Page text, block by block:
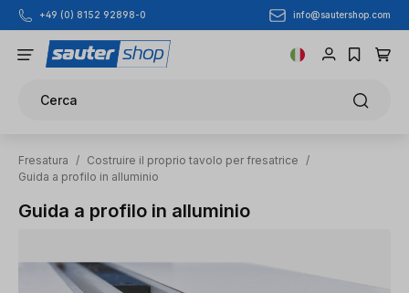
Passa al contenuto principale
+49 (0) 8152 92898-0 info@sautershop.com
Cerca
Fresatura / Costruire il proprio tavolo per fresatrice
/
Guida a profilo in alluminio
Guida a profilo in alluminio